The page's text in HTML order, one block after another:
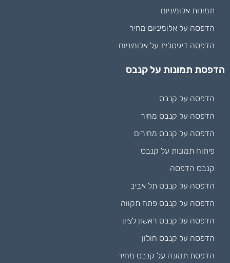
תמונות אלומיניום
הדפסה על אלומיניום מחיר
הדפסה דיגיטלית על אלומיניום
הדפסת תמונות על קנבס
הדפסה על קנבס
הדפסה על קנבס מחיר
הדפסה על קנבס מחירים
פיתוח תמונות על קנבס
קנבס הדפסה
הדפסה על קנבס תל אביב
הדפסה על קנבס פתח תקווה
הדפסה על קנבס ראשון לציון
הדפסה על קנבס חולון
הדפסת תמונה על קנבס מחיר